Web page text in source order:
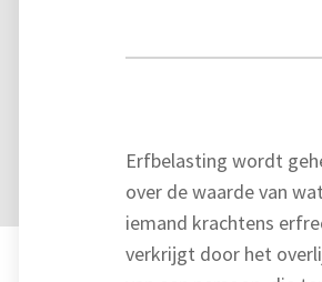
Erfbelasting wordt
over de waarde van wat
iemand krachtens
verkrijgt door het